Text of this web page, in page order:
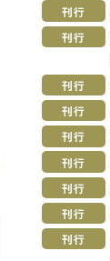
刊行
刊行
刊行
刊行
刊行
刊行
刊行
刊行
刊行